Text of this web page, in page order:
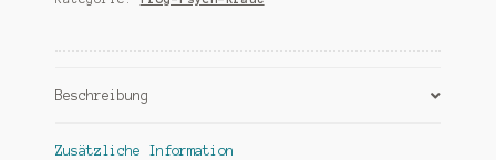
impressioni
Beschreibung
Zusätzliche Information